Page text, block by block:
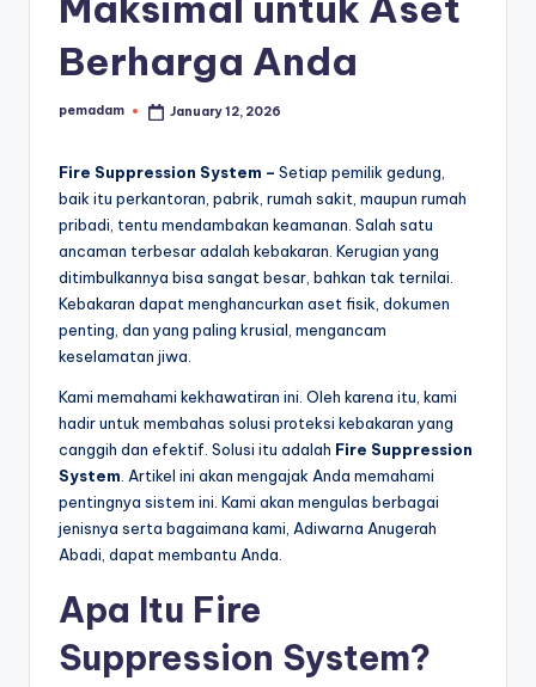
Berharga Anda
Posted
pemadam January 12, 2026
Fire Suppression System – Setiap pemilik gedung,
baik itu perkantoran, pabrik, rumah sakit, maupun rumah
pribadi, tentu mendambakan keamanan. Salah satu
ancaman terbesar adalah kebakaran. Kerugian yang
ditimbulkannya bisa sangat besar, bahkan tak ternilai.
Kebakaran dapat menghancurkan aset fisik, dokumen
penting, dan yang paling krusial, mengancam
keselamatan jiwa.
Kami memahami kekhawatiran ini. Oleh karena itu, kami
hadir untuk membahas solusi proteksi kebakaran yang
canggih dan efektif. Solusi itu adalah Fire Suppression
System . Artikel ini akan mengajak Anda memahami
pentingnya sistem ini. Kami akan mengulas berbagai
jenisnya serta bagaimana kami, Adiwarna Anugerah
Abadi, dapat membantu Anda.
Apa Itu Fire
Suppression System?